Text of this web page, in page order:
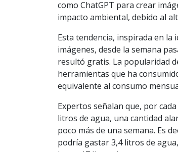
como ChatGPT para crear
impacto ambiental, debido al
Esta tendencia, inspirada en la
imágenes, desde la semana
resultó gratis. La popularidad
herramientas que ha
equivalente al consumo
Expertos señalan que, por
litros de agua, una cantidad
poco más de una semana. Es
podría gastar 3,4 litros de